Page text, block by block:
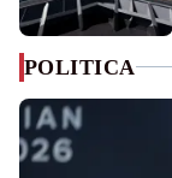
POLITICA